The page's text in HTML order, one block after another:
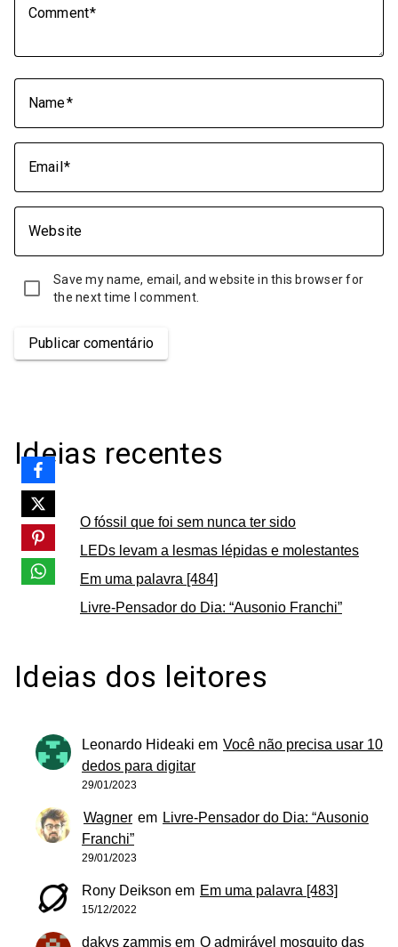
Comment
Name
Email
Website
Save my name, email, and website in this browser for
the next time I comment.
Publicar comentário
Ideias recentes
O fóssil que foi sem nunca ter sido
LEDs levam a lesmas lépidas e molestantes
Em uma palavra [484]
Livre-Pensador do Dia: “Ausonio Franchi”
Ideias dos leitores
Leonardo Hideaki em Você não precisa usar 10
dedos para digitar
29/01/2023
Wagner em Livre-Pensador do Dia: “Ausonio
Franchi”
29/01/2023
Rony Deikson em Em uma palavra [483]
15/12/2022
dakys zammis em O admirável mosquito das